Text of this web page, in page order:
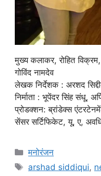
मुख्य कलाकर, रोहित विक्रम,
गोविंद नामदेव
लेखक निर्देशक : अरशद
निर्माता : भूपेंदर सिंह संधू,
प्रोडक्शन: ब्रांडेक्स
सेंसर सर्टिफिकेट, यू, ए,
मनोरंजन
arshad siddiqui,